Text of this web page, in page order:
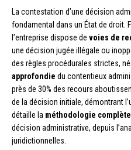
La contestation d’une décision
fondamental dans un État de droit.
l’entreprise dispose de voies de
une décision jugée illégale ou
des règles procédurales strictes,
approfondie du contentieux
près de 30% des recours
de la décision initiale, démontrant
détaille la méthodologie complète
décision administrative, depuis
juridictionnelles.